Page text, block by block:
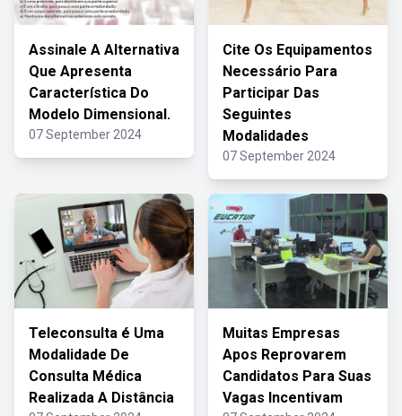
Assinale A Alternativa
Que Apresenta
Característica Do
Modelo Dimensional.
07 September 2024
Cite Os Equipamentos
Necessário Para
Participar Das
Seguintes
Modalidades
07 September 2024
Teleconsulta é Uma
Modalidade De
Consulta Médica
Realizada A Distância
Muitas Empresas
Apos Reprovarem
Candidatos Para Suas
Vagas Incentivam